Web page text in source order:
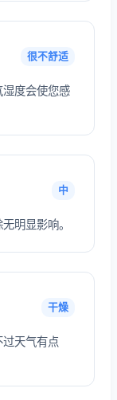
很不舒适
湿度会使您感
中
明显影响。
干燥
天气有点